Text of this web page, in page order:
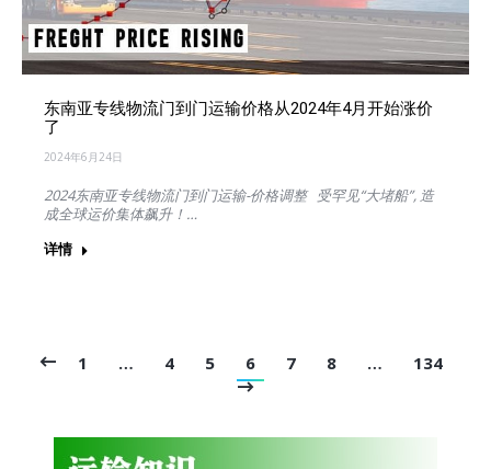
东南亚专线物流门到门运输价格从2024年4月开始涨价
了
2024年6月24日
2024东南亚专线物流门到门运输-价格调整 受罕见“大堵船”, 造
成全球运价集体飙升！…
详情
1 … 4 5 6 7 8 … 134